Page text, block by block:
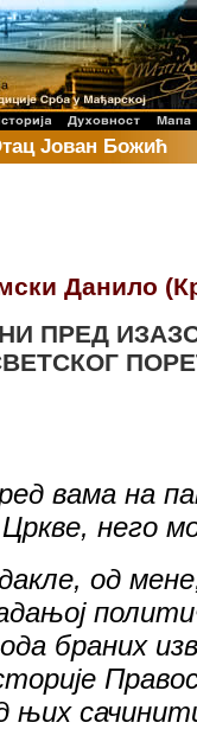
Јован Божић
Данило
ПРЕД
вама на
него
од
браних
њих